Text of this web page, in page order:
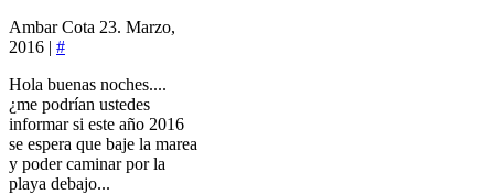
Ambar Cota 23. Marzo,
2016 | #
Hola buenas noches....
¿me podrían ustedes
informar si este año 2016
se espera que baje la marea
y poder caminar por la
playa debajo...